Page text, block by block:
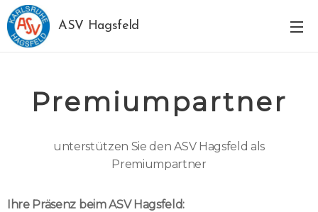
ASV Hagsfeld
Premiumpartner
unterstützen Sie den ASV Hagsfeld als
Premiumpartner
Ihre Präsenz beim ASV Hagsfeld: